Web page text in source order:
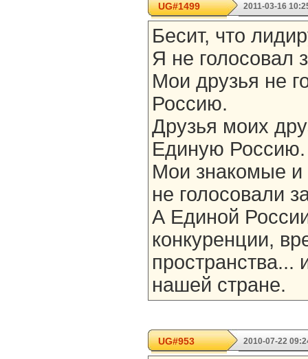
UG#1499 2011-03-16
Бесит, что
Я не голосовал
Мои друзья не
Россию.
Друзья моих
Единую Россию.
Мои знакомые и
не голосовали
А Единой
конкуренции,
пространства...
нашей стране.
UG#953 2010-07-22